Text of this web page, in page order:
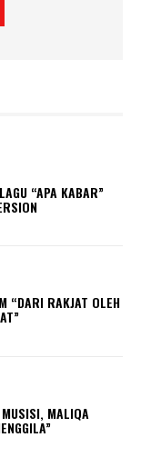
“APA KABAR”
“DARI RAKJAT OLEH
MALIQA